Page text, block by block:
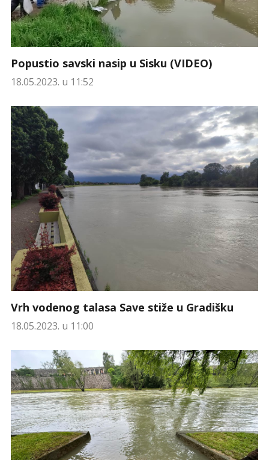
Popustio savski nasip u Sisku (VIDEO)
18.05.2023. u 11:52
Vrh vodenog talasa Save stiže u Gradišku
18.05.2023. u 11:00